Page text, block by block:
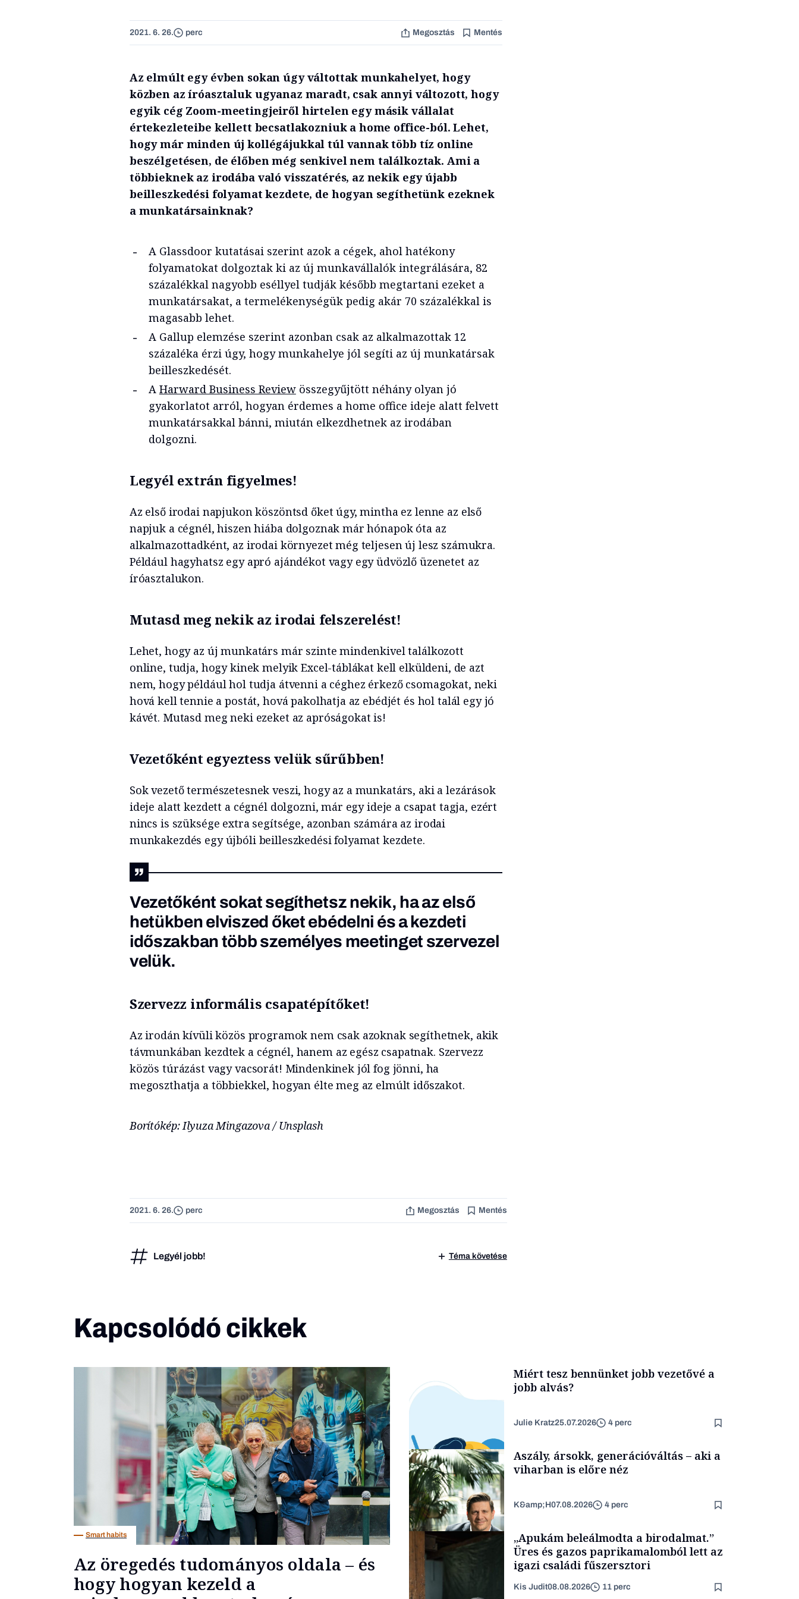
2021. 6. 26. perc Megosztás Mentés
Az elmúlt egy évben sokan úgy váltottak munkahelyet, hogy
közben az íróasztaluk ugyanaz maradt, csak annyi változott, hogy
egyik cég Zoom-meetingjeiről hirtelen egy másik vállalat
értekezleteibe kellett becsatlakozniuk a home office-ból. Lehet,
hogy már minden új kollégájukkal túl vannak több tíz online
beszélgetésen, de élőben még senkivel nem találkoztak. Ami a
többieknek az irodába való visszatérés, az nekik egy újabb
beilleszkedési folyamat kezdete, de hogyan segíthetünk ezeknek
a munkatársainknak?
A Glassdoor kutatásai szerint azok a cégek, ahol hatékony
folyamatokat dolgoztak ki az új munkavállalók integrálására, 82
százalékkal nagyobb eséllyel tudják később megtartani ezeket a
munkatársakat, a termelékenységük pedig akár 70 százalékkal is
magasabb lehet.
A Gallup elemzése szerint azonban csak az alkalmazottak 12
százaléka érzi úgy, hogy munkahelye jól segíti az új munkatársak
beilleszkedését.
A Harward Business Reviewösszegyűjtött néhány olyan jó
gyakorlatot arról, hogyan érdemes a home office ideje alatt felvett
munkatársakkal bánni, miután elkezdhetnek az irodában
dolgozni.
Legyél extrán figyelmes!
Az első irodai napjukon köszöntsd őket úgy, mintha ez lenne az első
napjuk a cégnél, hiszen hiába dolgoznak már hónapok óta az
alkalmazottadként, az irodai környezet még teljesen új lesz számukra.
Például hagyhatsz egy apró ajándékot vagy egy üdvözlő üzenetet az
íróasztalukon.
Mutasd meg nekik az irodai felszerelést!
Lehet, hogy az új munkatárs már szinte mindenkivel találkozott
online, tudja, hogy kinek melyik Excel-táblákat kell elküldeni, de azt
nem, hogy például hol tudja átvenni a céghez érkező csomagokat, neki
hová kell tennie a postát, hová pakolhatja az ebédjét és hol talál egy jó
kávét. Mutasd meg neki ezeket az apróságokat is!
Vezetőként egyeztess velük sűrűbben!
Sok vezető természetesnek veszi, hogy az a munkatárs, aki a lezárások
ideje alatt kezdett a cégnél dolgozni, már egy ideje a csapat tagja, ezért
nincs is szüksége extra segítsége, azonban számára az irodai
munkakezdés egy újbóli beilleszkedési folyamat kezdete.
Vezetőként sokat segíthetsz nekik, ha az első
hetükben elviszed őket ebédelni és a kezdeti
időszakban több személyes meetinget szervezel
velük.
Szervezz informális csapatépítőket!
Az irodán kívüli közös programok nem csak azoknak segíthetnek, akik
távmunkában kezdtek a cégnél, hanem az egész csapatnak. Szervezz
közös túrázást vagy vacsorát! Mindenkinek jól fog jönni, ha
megoszthatja a többiekkel, hogyan élte meg az elmúlt időszakot.
Borítókép: Ilyuza Mingazova / Unsplash
2021. 6. 26. perc Megosztás Mentés
Legyél jobb! Téma követése
Kapcsolódó cikkek
Smart habits
Az öregedés tudományos oldala – és
hogy hogyan kezeld a
Smart habits
Miért tesz bennünket jobb vezetővé a
jobb alvás?
Julie Kratz25.07.2026 4 perc
Aszály, ársokk, generációváltás – aki a
viharban is előre néz
K&amp;H07.08.2026 4 perc
„Apukám beleálmodta a birodalmat.”
Üres és gazos paprikamalomból lett az
igazi családi fűszersztori
Kis Judit08.08.2026 11 perc